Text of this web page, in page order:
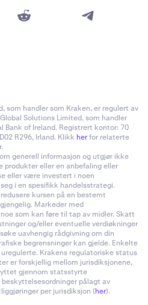
som handler som Kraken, er regulert av
Solutions Limited, som handler
Bank of Ireland. Registrert kontor: 70
R296, Irland. Klikk herfor relaterte
generell informasjon og utgjør ikke
produkter eller en anbefaling eller
eller være investert i noen
i en spesifikk handelsstrategi.
kursen på en bestemt
Markeder med
som kan føre til tap av midler. Skatt
og/eller eventuelle verdiøkninger
uavhengig rådgivning om din
begrensninger kan gjelde. Enkelte
Krakens regulatoriske status
er forskjellig mellom jurisdiksjonene,
gjennom statsstyrte
pålagt av
per jurisdiksjon (her).